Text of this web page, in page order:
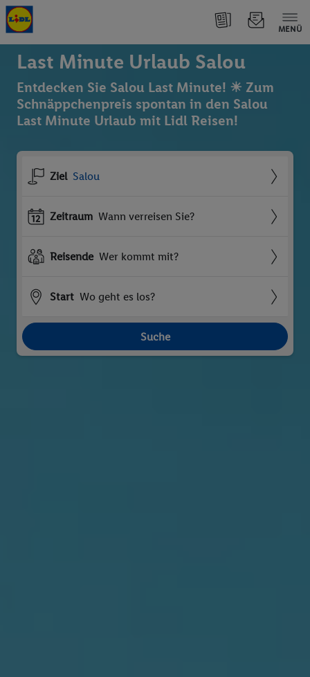
MENÜ
Last Minute Urlaub Salou
Entdecken Sie Salou Last Minute! ☀ Zum
Schnäppchenpreis spontan in den Salou
Last Minute Urlaub mit Lidl Reisen!
Ziel Salou
Zeitraum Wann verreisen Sie?
Reisende Wer kommt mit?
Start Wo geht es los?
Suche